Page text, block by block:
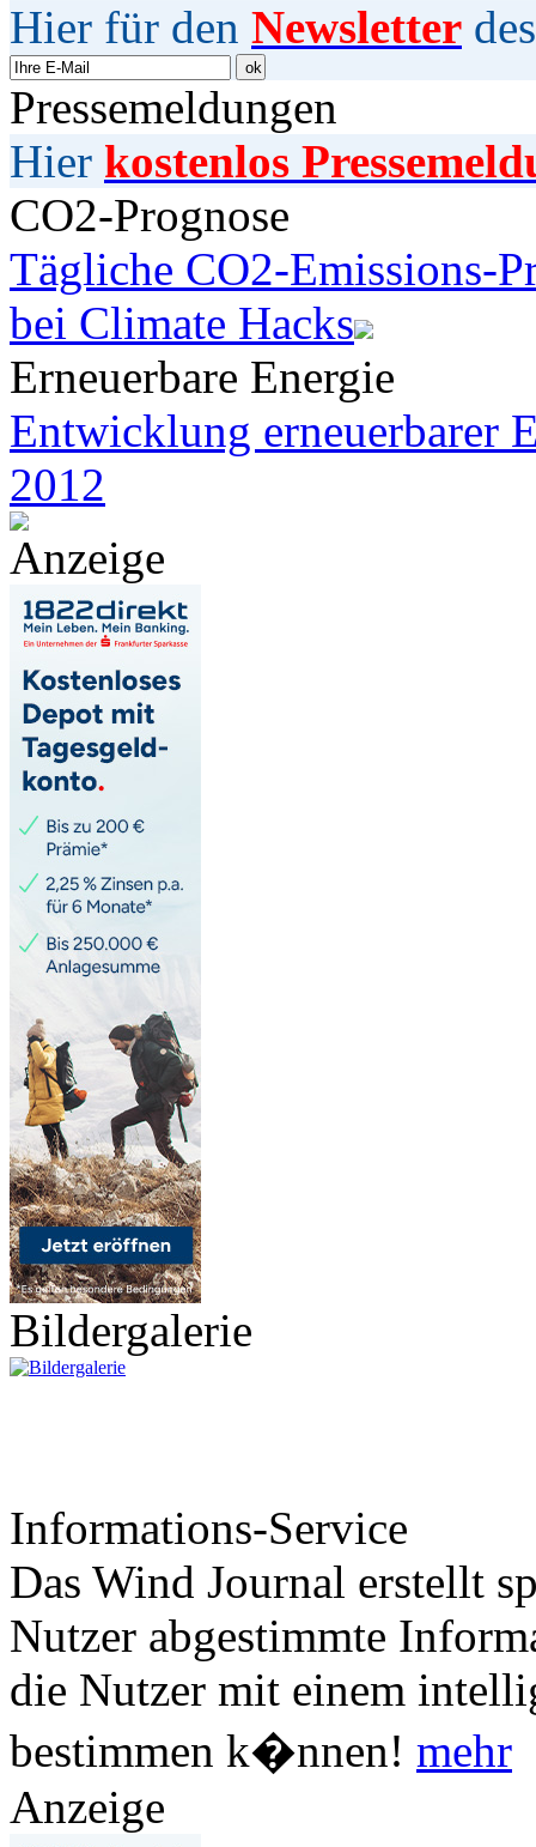
Hier für den Newsletter
Pressemeldungen
Hier kostenlos
CO2-Prognose
Tägliche CO2-Emissions-
bei Climate Hacks
Erneuerbare Energie
Entwicklung erneuerbarer
2012
Anzeige
Bildergalerie
Informations-Service
Das Wind Journal erstellt
Nutzer abgestimmte
die Nutzer mit einem
bestimmen k�nnen! mehr
Anzeige